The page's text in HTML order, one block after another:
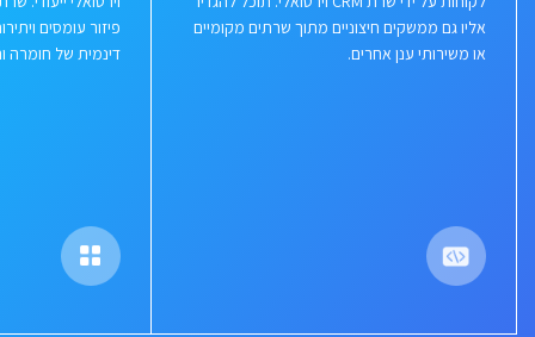
אליו גם ממשקים חיצוניים מתוך שרתים מקומיים
או משירותי ענן אחרים.
פיזור עומסים
דינמית של חומרה